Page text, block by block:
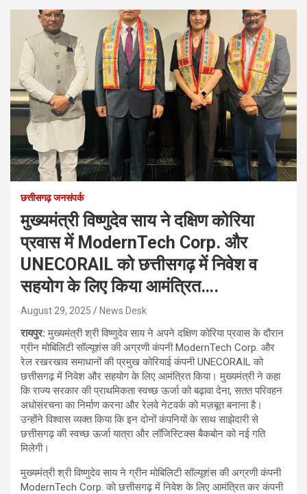
छत्तीसगढ़ जनसंपर्क
मुख्यमंत्री विष्णुदेव साय ने दक्षिण कोरिया
प्रवास में ModernTech Corp. और
UNECORAIL को छत्तीसगढ़ में निवेश व
सहयोग के लिए किया आमंत्रित….
August 29, 2025 News Desk
रायपुर:मुख्यमंत्री श्री विष्णुदेव साय ने अपने दक्षिण कोरिया प्रवास के दौरान
ग्रीन मोबिलिटी सॉल्यूशंस की अग्रणी कंपनी ModernTech Corp. और
रेल रखरखाव समाधानों की प्रमुख कोरियाई कंपनी UNECORAIL को
छत्तीसगढ़ में निवेश और सहयोग के लिए आमंत्रित किया। मुख्यमंत्री ने कहा
कि राज्य सरकार की प्राथमिकता स्वच्छ ऊर्जा को बढ़ावा देना, सतत परिवहन
अधोसंरचना का निर्माण करना और रेलवे नेटवर्क को मज़बूत बनाना है।
उन्होंने विश्वास व्यक्त किया कि इन दोनों कंपनियों के साथ साझेदारी से
छत्तीसगढ़ की स्वच्छ ऊर्जा यात्रा और लॉजिस्टिक्स बैकबोन को नई गति
मिलेगी।
मुख्यमंत्री श्री विष्णुदेव साय ने ग्रीन मोबिलिटी सॉल्यूशंस की अग्रणी कंपनी
ModernTech Corp. को छत्तीसगढ़ में निवेश के लिए आमंत्रित कर कंपनी